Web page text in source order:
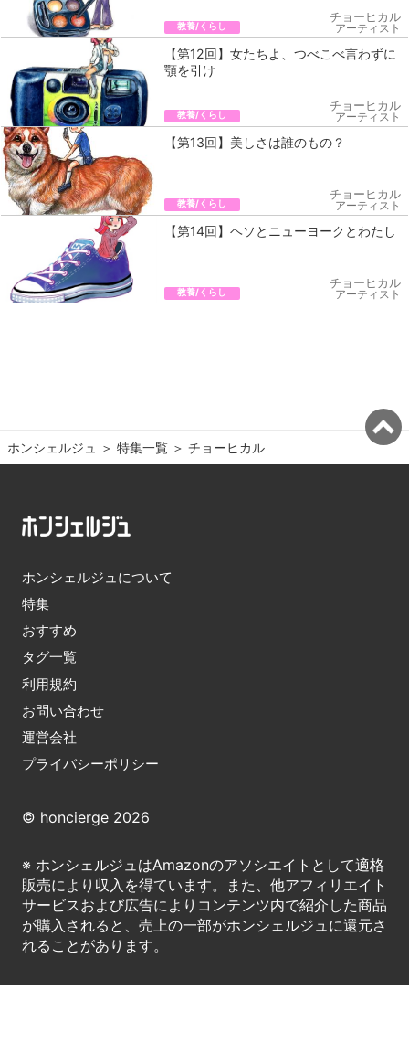
教養/くらし
チョーヒカル
アーティスト
【第12回】女たちよ、つべこべ言わずに
顎を引け
教養/くらし
チョーヒカル
アーティスト
【第13回】美しさは誰のもの？
教養/くらし
チョーヒカル
アーティスト
【第14回】ヘソとニューヨークとわたし
教養/くらし
チョーヒカル
アーティスト
ホンシェルジュ ＞ 特集一覧 ＞ チョーヒカル
ホンシェルジュについて
特集
おすすめ
タグ一覧
利用規約
お問い合わせ
運営会社
プライバシーポリシー
© honcierge 2026
※ ホンシェルジュはAmazonのアソシエイトとして適格
販売により収入を得ています。また、他アフィリエイト
サービスおよび広告によりコンテンツ内で紹介した商品
が購入されると、売上の一部がホンシェルジュに還元さ
れることがあります。